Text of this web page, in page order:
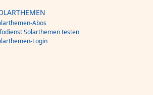
Abos
Solarthemen testen
Login